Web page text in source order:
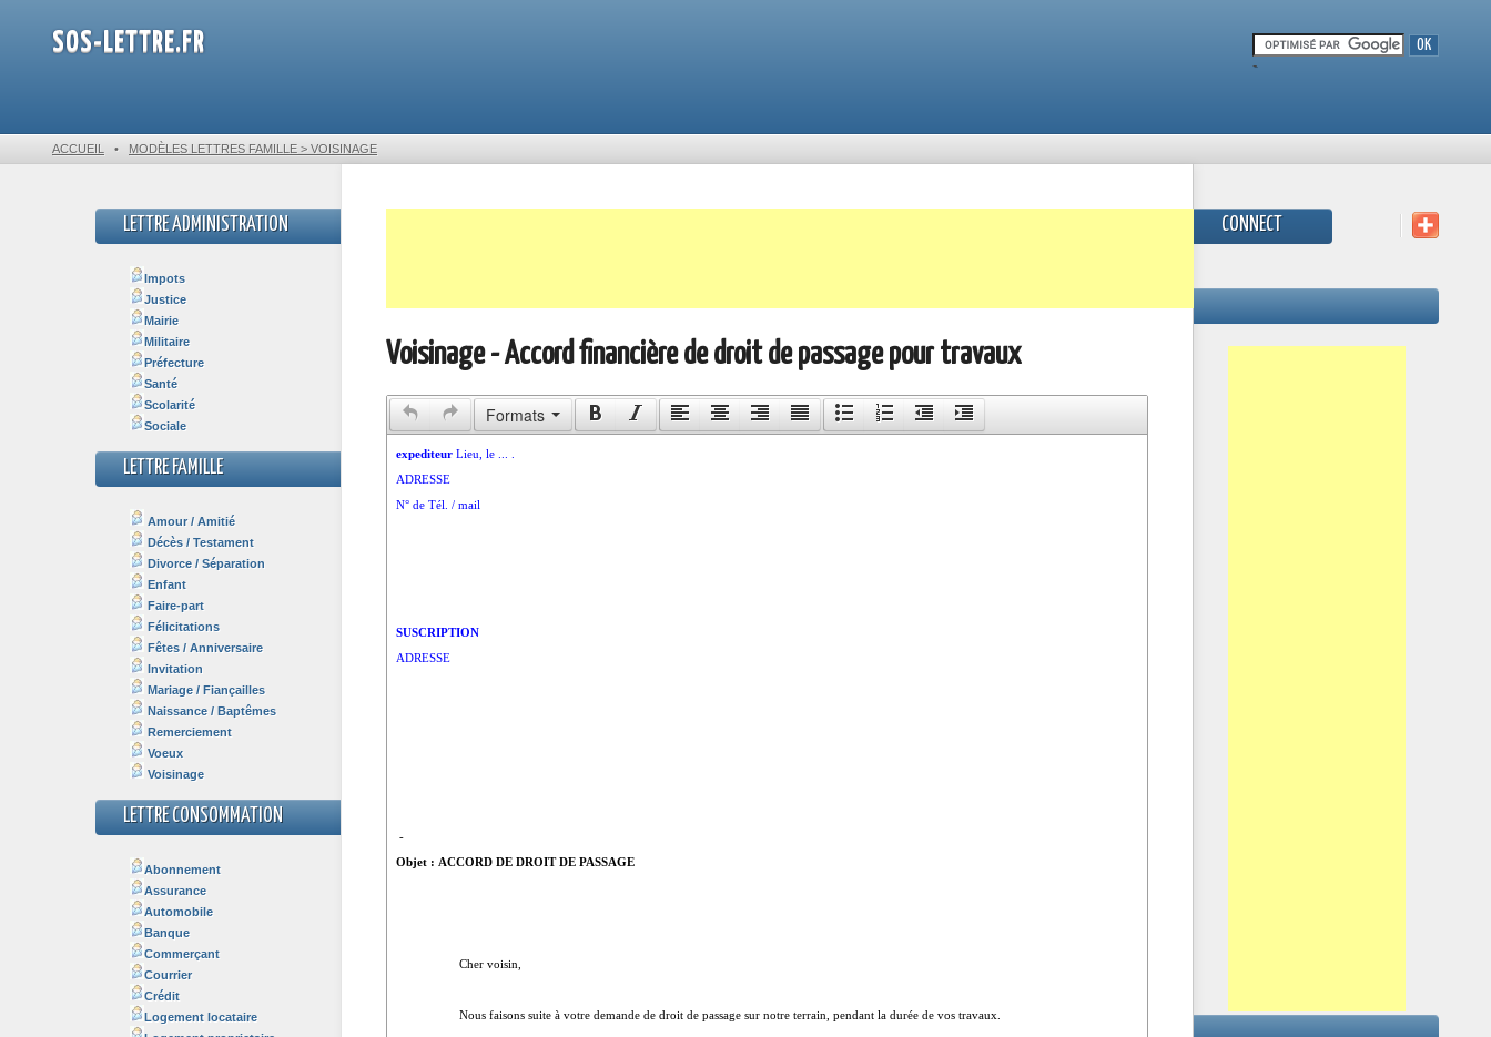
SOS-LETTRE.FR
-
ACCUEIL • MODÈLES LETTRES FAMILLE > VOISINAGE
LETTRE ADMINISTRATION
Impots
Justice
Mairie
Militaire
Préfecture
Santé
Scolarité
Sociale
LETTRE FAMILLE
Amour / Amitié
Décès / Testament
Divorce / Séparation
Enfant
Faire-part
Félicitations
Fêtes / Anniversaire
Invitation
Mariage / Fiançailles
Naissance / Baptêmes
Remerciement
Voeux
Voisinage
LETTRE CONSOMMATION
Abonnement
Assurance
Automobile
Banque
Commerçant
Courrier
Crédit
Logement locataire
Voisinage - Accord financière de droit de passage pour travaux
Formats
CONNECT